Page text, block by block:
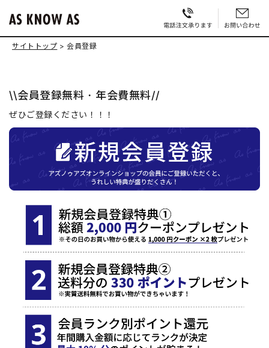
サイトトップ 会員登録
\\会員登録無料・年会費無料//
ぜひご登録ください！！！